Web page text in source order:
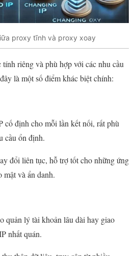
proxy tĩnh và proxy xoay
riêng và phù hợp với các nhu cầu
là một số điểm khác biệt chính:
định cho mỗi lần kết nối, rất phù
cầu ổn định.
đổi liên tục, hỗ trợ tốt cho những ứng
mật và ẩn danh.
quản lý tài khoản lâu dài hay giao
nhất quán.